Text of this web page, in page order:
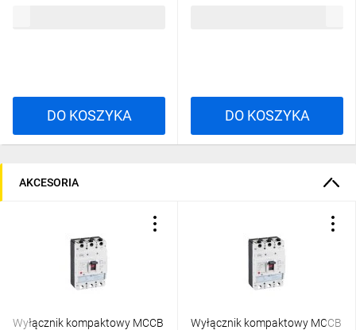
DO KOSZYKA DO KOSZYKA
AKCESORIA
Wyłącznik kompaktowy MCCB
Wyłącznik kompaktowy MCCB